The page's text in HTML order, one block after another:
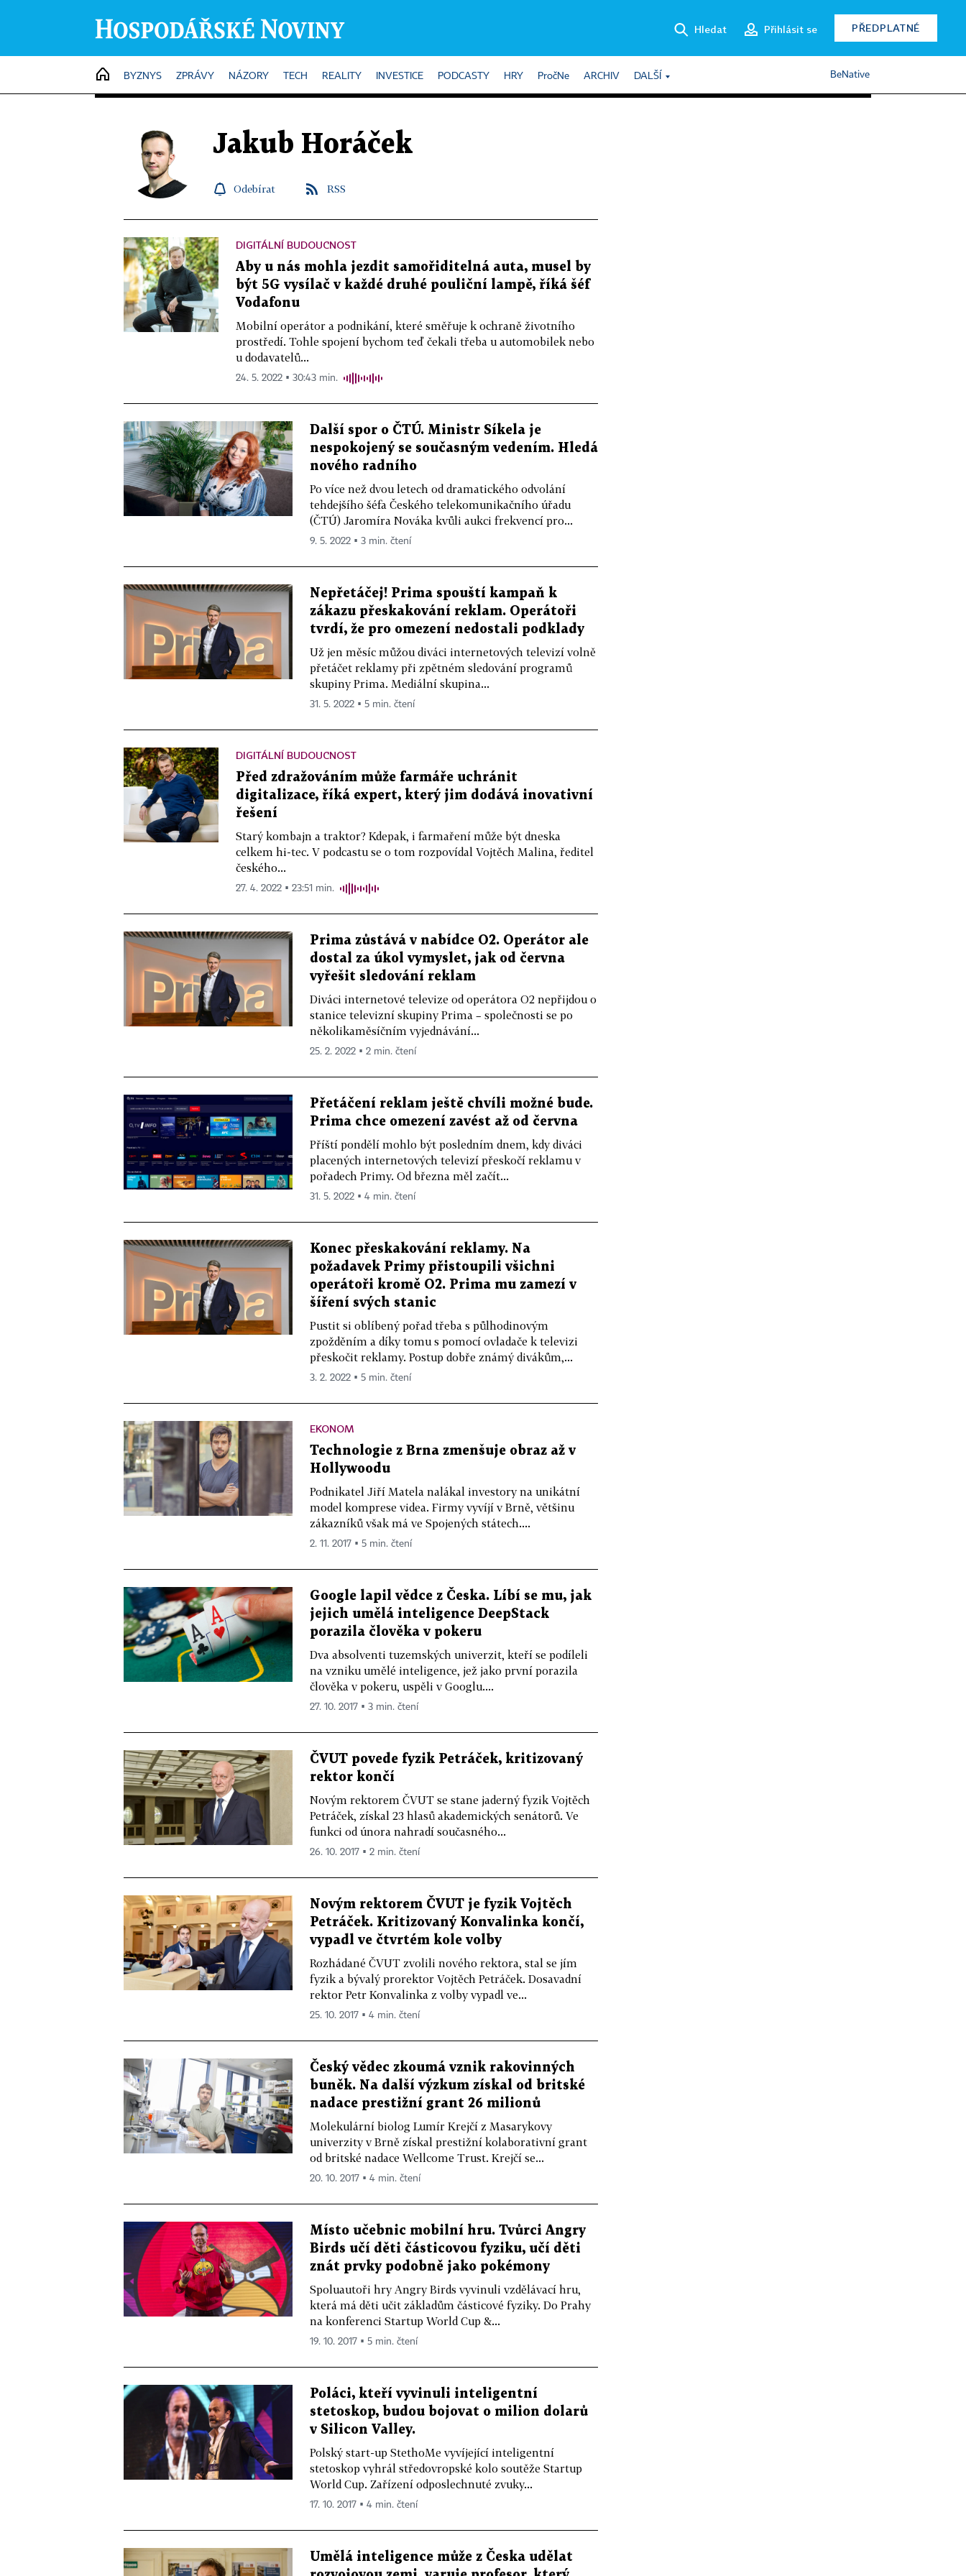
Hledat Přihlásit se PŘEDPLATNÉ
HOME
BYZNYS ZPRÁVY NÁZORY TECH REALITY INVESTICE PODCASTY HRY PročNe ARCHIV DALŠÍ BeNative
Jakub Horáček
Odebírat RSS
DIGITÁLNÍ BUDOUCNOST
Aby u nás mohla jezdit samořiditelná auta, musel by
být 5G vysílač v každé druhé pouliční lampě, říká šéf
Vodafonu
Mobilní operátor a podnikání, které směřuje k ochraně životního
prostředí. Tohle spojení bychom teď čekali třeba u automobilek nebo
u dodavatelů...
24. 5. 2022 ▪ 30:43 min.
Další spor o ČTÚ. Ministr Síkela je
nespokojený se současným vedením. Hledá
nového radního
Po více než dvou letech od dramatického odvolání
tehdejšího šéfa Českého telekomunikačního úřadu
(ČTÚ) Jaromíra Nováka kvůli aukci frekvencí pro...
9. 5. 2022 ▪ 3 min. čtení
Nepřetáčej! Prima spouští kampaň k
zákazu přeskakování reklam. Operátoři
tvrdí, že pro omezení nedostali podklady
Už jen měsíc můžou diváci internetových televizí volně
přetáčet reklamy při zpětném sledování programů
skupiny Prima. Mediální skupina...
31. 5. 2022 ▪ 5 min. čtení
DIGITÁLNÍ BUDOUCNOST
Před zdražováním může farmáře uchránit
digitalizace, říká expert, který jim dodává inovativní
řešení
Starý kombajn a traktor? Kdepak, i farmaření může být dneska
celkem hi-tec. V podcastu se o tom rozpovídal Vojtěch Malina, ředitel
českého...
27. 4. 2022 ▪ 23:51 min.
Prima zůstává v nabídce O2. Operátor ale
dostal za úkol vymyslet, jak od června
vyřešit sledování reklam
Diváci internetové televize od operátora O2 nepřijdou o
stanice televizní skupiny Prima – společnosti se po
několikaměsíčním vyjednávání...
25. 2. 2022 ▪ 2 min. čtení
Přetáčení reklam ještě chvíli možné bude.
Prima chce omezení zavést až od června
Příští pondělí mohlo být posledním dnem, kdy diváci
placených internetových televizí přeskočí reklamu v
pořadech Primy. Od března měl začít...
31. 5. 2022 ▪ 4 min. čtení
Konec přeskakování reklamy. Na
požadavek Primy přistoupili všichni
operátoři kromě O2. Prima mu zamezí v
šíření svých stanic
Pustit si oblíbený pořad třeba s půlhodinovým
zpožděním a díky tomu s pomocí ovladače k televizi
přeskočit reklamy. Postup dobře známý divákům,...
3. 2. 2022 ▪ 5 min. čtení
EKONOM
Technologie z Brna zmenšuje obraz až v
Hollywoodu
Podnikatel Jiří Matela nalákal investory na unikátní
model komprese videa. Firmy vyvíjí v Brně, většinu
zákazníků však má ve Spojených státech....
2. 11. 2017 ▪ 5 min. čtení
Google lapil vědce z Česka. Líbí se mu, jak
jejich umělá inteligence DeepStack
porazila člověka v pokeru
Dva absolventi tuzemských univerzit, kteří se podíleli
na vzniku umělé inteligence, jež jako první porazila
člověka v pokeru, uspěli v Googlu....
27. 10. 2017 ▪ 3 min. čtení
ČVUT povede fyzik Petráček, kritizovaný
rektor končí
Novým rektorem ČVUT se stane jaderný fyzik Vojtěch
Petráček, získal 23 hlasů akademických senátorů. Ve
funkci od února nahradí současného...
26. 10. 2017 ▪ 2 min. čtení
Novým rektorem ČVUT je fyzik Vojtěch
Petráček. Kritizovaný Konvalinka končí,
vypadl ve čtvrtém kole volby
Rozhádané ČVUT zvolili nového rektora, stal se jím
fyzik a bývalý prorektor Vojtěch Petráček. Dosavadní
rektor Petr Konvalinka z volby vypadl ve...
25. 10. 2017 ▪ 4 min. čtení
Český vědec zkoumá vznik rakovinných
buněk. Na další výzkum získal od britské
nadace prestižní grant 26 milionů
Molekulární biolog Lumír Krejčí z Masarykovy
univerzity v Brně získal prestižní kolaborativní grant
od britské nadace Wellcome Trust. Krejčí se...
20. 10. 2017 ▪ 4 min. čtení
Místo učebnic mobilní hru. Tvůrci Angry
Birds učí děti částicovou fyziku, učí děti
znát prvky podobně jako pokémony
Spoluautoři hry Angry Birds vyvinuli vzdělávací hru,
která má děti učit základům částicové fyziky. Do Prahy
na konferenci Startup World Cup &...
19. 10. 2017 ▪ 5 min. čtení
Poláci, kteří vyvinuli inteligentní
stetoskop, budou bojovat o milion dolarů
v Silicon Valley.
Polský start-up StethoMe vyvíjející inteligentní
stetoskop vyhrál středovropské kolo soutěže Startup
World Cup. Zařízení odposlechnuté zvuky...
17. 10. 2017 ▪ 4 min. čtení
Umělá inteligence může z Česka udělat